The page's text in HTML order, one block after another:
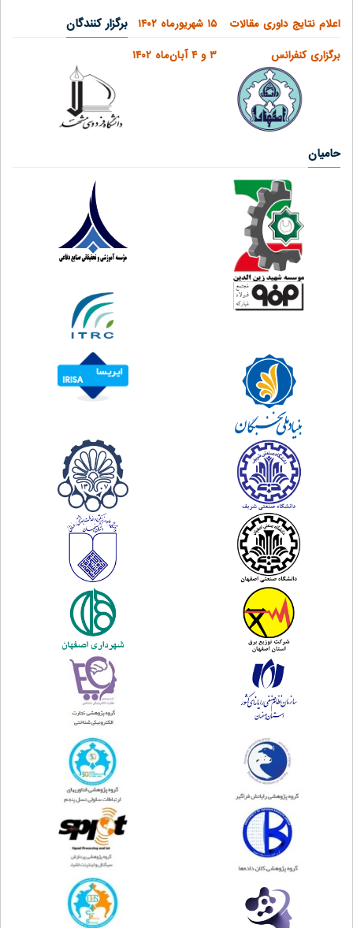
اعلام نتایج داوری مقالات ۱۵ شهریورماه ۱۴۰۲
برگزاری کنفرانس ۳ و ۴ آبان‌ماه ۱۴۰۲
برگزار کنندگان
حامیان